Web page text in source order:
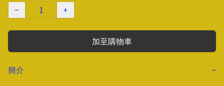
−
+
加至購物車
簡介
−